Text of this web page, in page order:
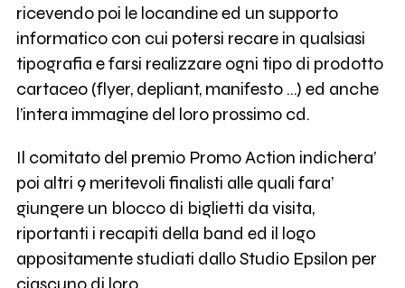
ricevendo poi le locandine ed un supporto
informatico con cui potersi recare in qualsiasi
tipografia e farsi realizzare ogni tipo di prodotto
cartaceo (flyer, depliant, manifesto …) ed anche
l’intera immagine del loro prossimo cd.
Il comitato del premio Promo Action indichera’
poi altri 9 meritevoli finalisti alle quali fara’
giungere un blocco di biglietti da visita,
riportanti i recapiti della band ed il logo
appositamente studiati dallo Studio Epsilon per